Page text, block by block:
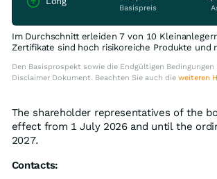
Basispreis
Im Durchschnitt erleiden 7 von 10
Zertifikate sind hoch risikoreiche Produkte und
Den Basisprospekt sowie die Endgültigen
Disclaimer Dokument. Beachten Sie auch die weiteren
The shareholder representatives of the
effect from 1 July 2026 and until the
2027.
Contacts: